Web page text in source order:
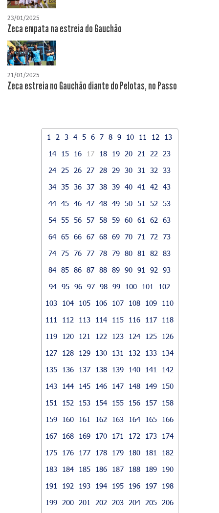
23/01/2025
Zeca empata na estreia do Gauchão
21/01/2025
Zeca estreia no Gauchão diante do Pelotas, no Passo
1 2 3 4 5 6 7 8 9 10 11 12
13
14
15 16 17 18 19 20 21 22
23
24
25 26 27 28 29 30 31 32
33
34 35 36 37 38 39 40 41 42
43
44 45 46 47 48 49 50 51 52
53
54 55 56 57 58 59 60 61 62
63
64 65 66 67 68 69 70 71 72
73
74 75 76 77 78 79 80 81 82
83
84 85 86 87 88 89 90 91 92
93
94 95 96 97 98 99 100 101
102
103
104 105 106 107 108 109
110
111
112 113 114 115 116 117
118
119
120 121 122 123 124 125
126
127
128 129 130 131 132 133
134
135
136 137 138 139 140 141
142
143
144 145 146 147 148 149
150
151
152 153 154 155 156 157
158
159
160 161 162 163 164 165
166
167
168 169 170 171 172 173
174
175
176 177 178 179 180 181
182
183
184 185 186 187 188 189
190
191
192 193 194 195 196 197
198
199
200 201 202 203 204 205
206